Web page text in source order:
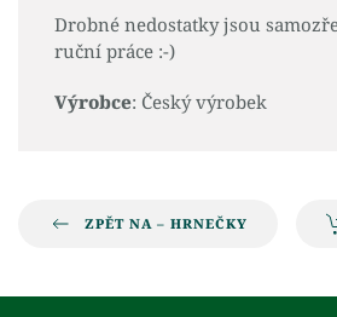
Drobné nedostatky jsou
ruční práce :-)
Výrobce: Český výrobek
ZPĚT NA – HRNEČKY